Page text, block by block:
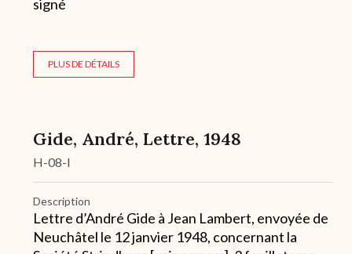
signé
PLUS DE DÉTAILS
Gide, André, Lettre, 1948
H-08-l
Description
Lettre d’André Gide à Jean Lambert, envoyée de
Neuchâtel le 12 janvier 1948, concernant la